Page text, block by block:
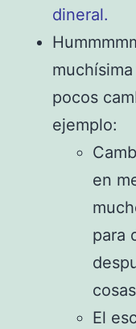
dineral.
pocos
ejemplo:
en
para
El